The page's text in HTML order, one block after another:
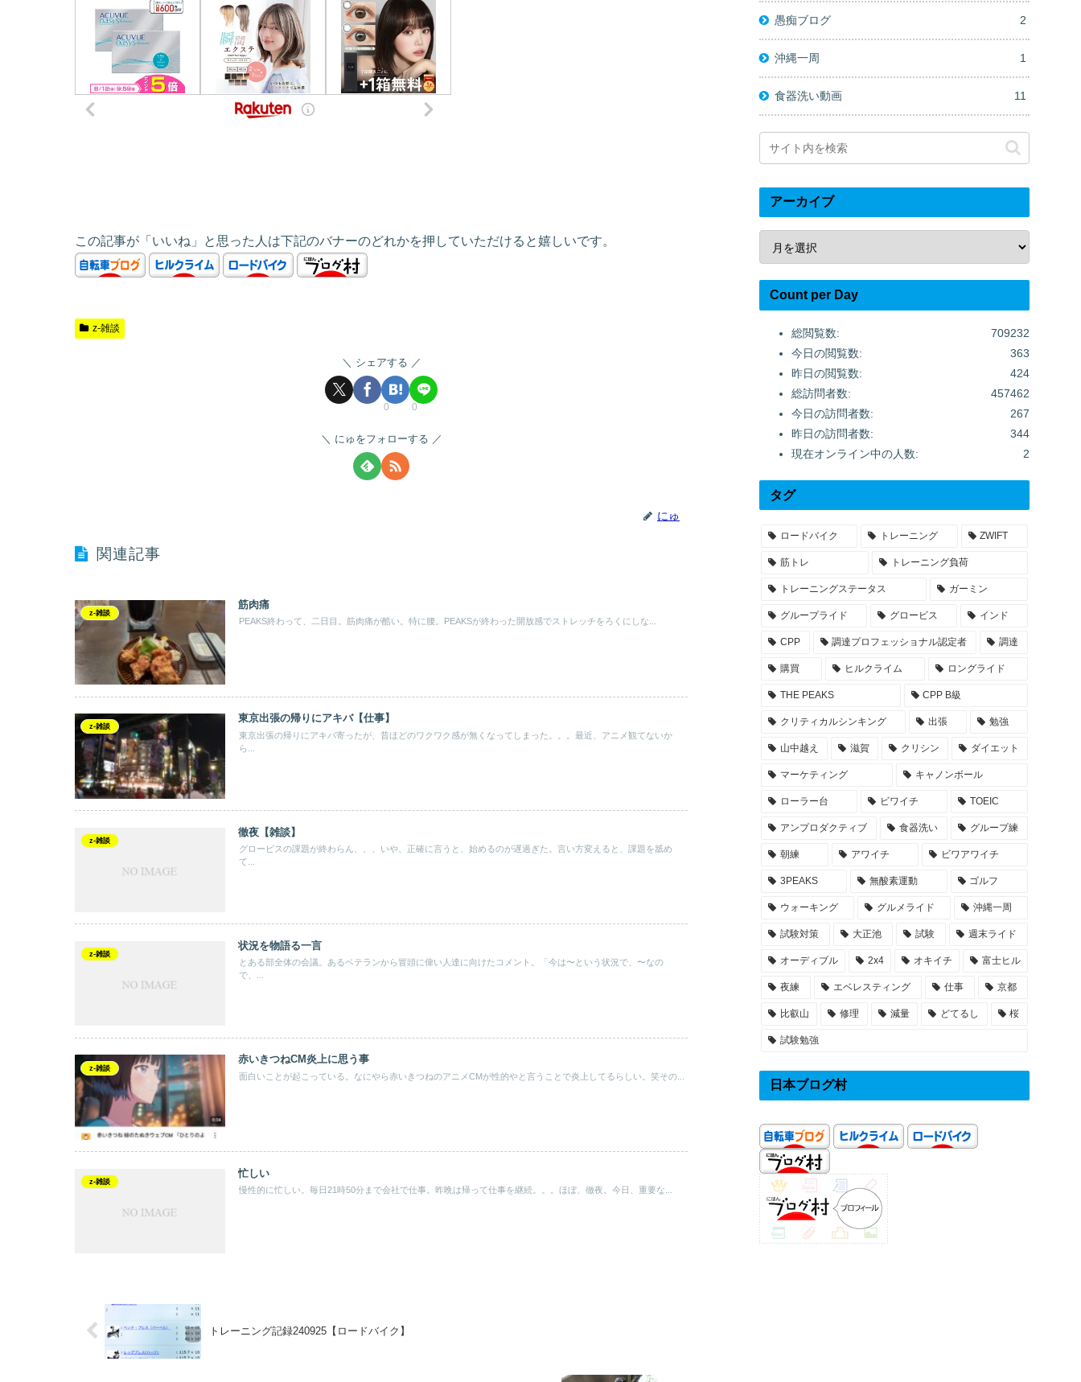
この記事が「いいね」と思った人は下記のバナーのどれかを押していただけると嬉しいです。
z-雑談
シェアする
0 0
にゅをフォローする
にゅ
関連記事
z-雑談
筋肉痛
PEAKS終わって、二日目。筋肉痛が酷い。特に腰。PEAKSが終わった開放感でストレッチをろくにしな...
z-雑談
東京出張の帰りにアキバ【仕事】
東京出張の帰りにアキバ寄ったが、昔ほどのワクワク感が無くなってしまった。。。最近、アニメ観てないか
ら...
z-雑談
徹夜【雑談】
グロービスの課題が終わらん、、、いや、正確に言うと、始めるのが遅過ぎた。言い方変えると、課題を舐め
て...
z-雑談
状況を物語る一言
とある部全体の会議。あるベテランから冒頭に偉い人達に向けたコメント。「今は〜という状況で、〜なの
で、...
z-雑談
赤いきつねCM炎上に思う事
面白いことが起こっている。なにやら赤いきつねのアニメCMが性的やと言うことで炎上してるらしい。笑その...
z-雑談
忙しい
慢性的に忙しい。毎日21時50分まで会社で仕事。昨晩は帰って仕事を継続。。。ほぼ、徹夜。今日、重要な...
トレーニング記録240925【ロードバイク】
愚痴ブログ 2
沖縄一周 1
食器洗い動画 11
アーカイブ
Count per Day
709232
総閲覧数:
363
今日の閲覧数:
424
昨日の閲覧数:
457462
総訪問者数:
267
今日の訪問者数:
344
昨日の訪問者数:
2
現在オンライン中の人数:
タグ
ロードバイク トレーニング ZWIFT
筋トレ トレーニング負荷
トレーニングステータス ガーミン
グループライド グロービス インド
CPP 調達プロフェッショナル認定者 調達
購買 ヒルクライム ロングライド
THE PEAKS CPP B級
クリティカルシンキング 出張 勉強
山中越え 滋賀 クリシン ダイエット
マーケティング キャノンボール
ローラー台 ビワイチ TOEIC
アンプロダクティブ 食器洗い グループ練
朝練 アワイチ ビワアワイチ
3PEAKS 無酸素運動 ゴルフ
ウォーキング グルメライド 沖縄一周
試験対策 大正池 試験 週末ライド
オーディブル 2x4 オキイチ 富士ヒル
夜練 エベレスティング 仕事 京都
比叡山 修理 減量 どてるし 桜
試験勉強
日本ブログ村